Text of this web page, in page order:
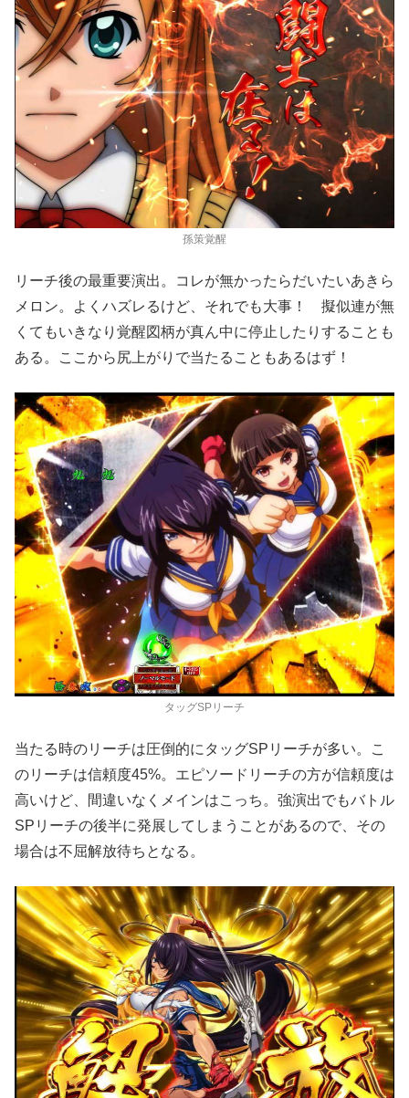
孫策覚醒
リーチ後の最重要演出。コレが無かったらだいたいあきら
メロン。よくハズレるけど、それでも大事！ 擬似連が無
くてもいきなり覚醒図柄が真ん中に停止したりすることも
ある。ここから尻上がりで当たることもあるはず！
タッグSPリーチ
当たる時のリーチは圧倒的にタッグSPリーチが多い。こ
のリーチは信頼度45%。エピソードリーチの方が信頼度は
高いけど、間違いなくメインはこっち。強演出でもバトル
SPリーチの後半に発展してしまうことがあるので、その
場合は不屈解放待ちとなる。